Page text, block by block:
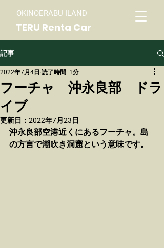
OKINOERABU ILAND
TERU Renta Car
記事
フーチャ 沖永良部 ドラ
イブ
2022年7月4日 読了時間: 1分
更新日： 2022年7月23日
沖永良部空港近くにあるフーチャ。島
の方言で潮吹き洞窟という意味です。